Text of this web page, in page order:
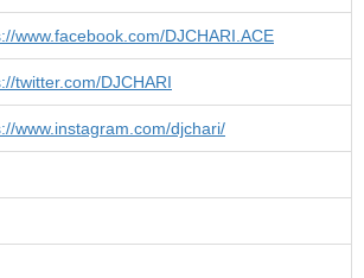
www.facebook.com/DJCHARI.ACE
twitter.com/DJCHARI
www.instagram.com/djchari/